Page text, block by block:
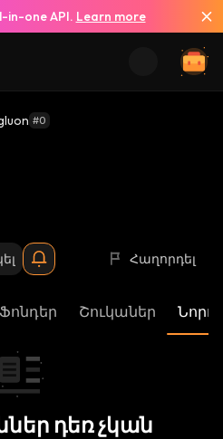
in-one API. Learn more
#0
Հաղորդել
Ֆոնդեր Շուկաներ
դեռ չկան